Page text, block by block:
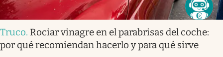
Truco. Rociar vinagre en el parabrisas del coche:
por qué recomiendan hacerlo y para qué sirve